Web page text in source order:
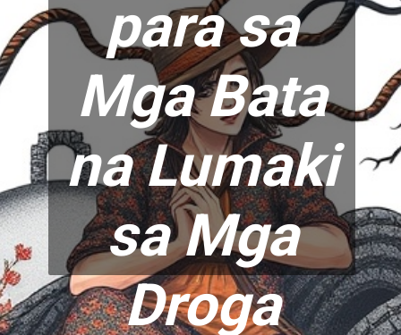
para sa
Mga Bata
na Lumaki
sa Mga
Droga